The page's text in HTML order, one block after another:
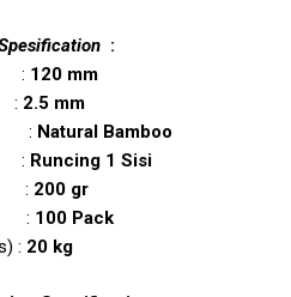
:
: 120 mm
: 2.5 mm
: Natural Bamboo
: Runcing 1 Sisi
: 200 gr
: 100 Pack
: 20 kg